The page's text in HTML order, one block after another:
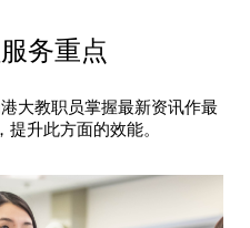
务重点
大教职员掌握最新资讯作最
升此方面的效能。